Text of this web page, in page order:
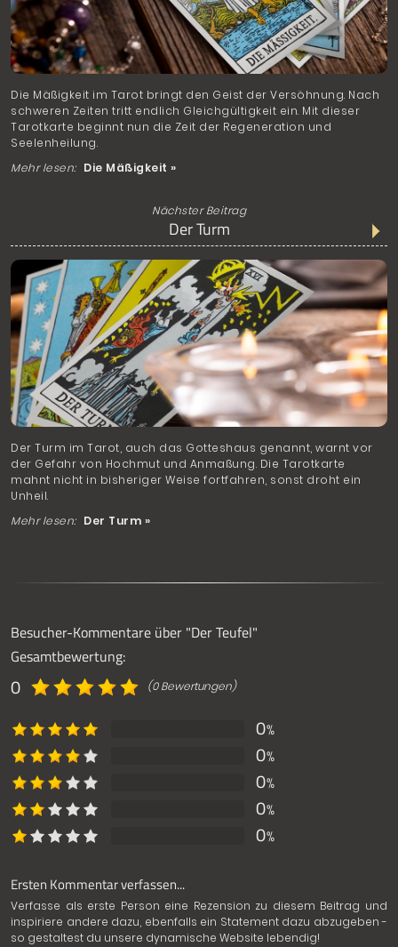
Die Mäßigkeit im Tarot bringt den Geist der Versöhnung. Nach
schweren Zeiten tritt endlich Gleichgültigkeit ein. Mit dieser
Tarotkarte beginnt nun die Zeit der Regeneration und
Seelenheilung.
Mehr lesen: Die Mäßigkeit »
Nächster Beitrag
Der Turm
Der Turm im Tarot, auch das Gotteshaus genannt, warnt vor
der Gefahr von Hochmut und Anmaßung. Die Tarotkarte
mahnt nicht in bisheriger Weise fortfahren, sonst droht ein
Unheil.
Mehr lesen: Der Turm »
Besucher-Kommentare über "Der Teufel"
Gesamtbewertung:
0 (0 Bewertungen)
0%
0%
0%
0%
0%
Ersten Kommentar verfassen...
Verfasse als erste Person eine Rezension zu diesem Beitrag und
inspiriere andere dazu, ebenfalls ein Statement dazu abzugeben -
so gestaltest du unsere dynamische Website lebendig!